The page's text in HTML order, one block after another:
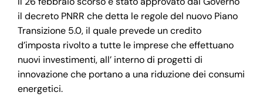
il decreto PNRR che detta le regole del nuovo Piano
Transizione 5.0, il quale prevede un credito
d’imposta rivolto a tutte le imprese che effettuano
nuovi investimenti, all’ interno di progetti di
innovazione che portano a una riduzione dei consumi
energetici.